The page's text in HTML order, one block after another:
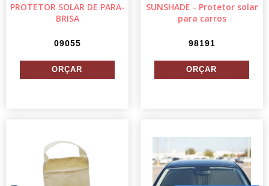
PROTETOR SOLAR DE PARA-
BRISA
09055
SUNSHADE - Protetor solar
para carros
98191